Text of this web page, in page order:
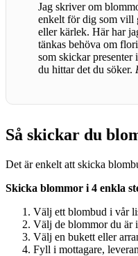
Jag skriver om
enkelt för dig som vill
eller kärlek. Här har jag samlat den information som kan
tänkas behöva om
som skickar presenter i
du hittar det du söker.
Så skickar du
Det är enkelt att skicka
Skicka blommor i 4 enkla
Välj ett blombud i vår
Välj de blommor du är
Välj en bukett eller
Fyll i mottagare,